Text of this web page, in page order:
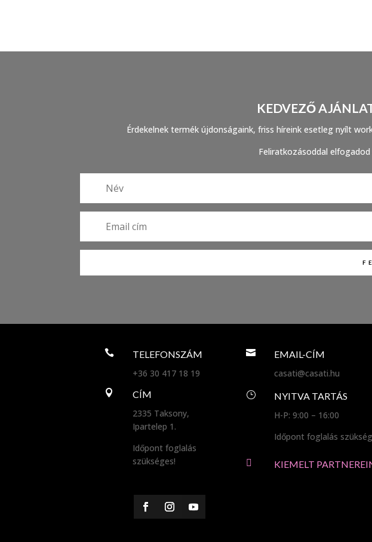
KEDVEZŐ
Érdekelnek termék újdonságaink, friss híreink esetleg nyílt
Feliratkozásoddal

TELEFONSZÁM
+36 30 417 18 19

CÍM
2335 Taksony,
Ipartelep 1.
Időpont foglalás
szükséges!

EMAIL-CÍM
casati@casati.hu
}
NYITVA TARTÁS
H-P: 9:00 – 16:00
Időpont foglalás
 KIEMELT